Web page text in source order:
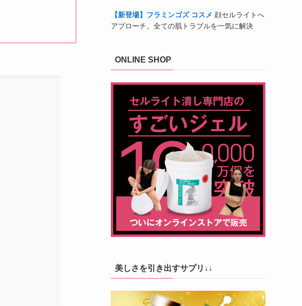
【新登場】フラミンゴズ コスメ 顔セルライトへ
アプローチ。全ての肌トラブルを一気に解決
ONLINE SHOP
美しさを引き出すサプリ↓↓